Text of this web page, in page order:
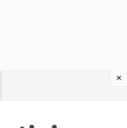
×